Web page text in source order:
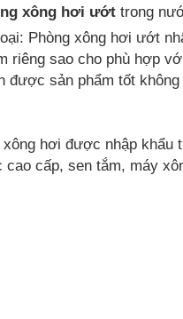
xông hơi ướt trong
Phòng xông hơi ướt
riêng sao cho phù hợp
sản phẩm tốt
xông hơi được nhập
cấp, sen tắm, máy